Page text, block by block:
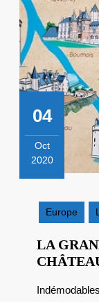
04
Oct
2020
2020
Europe
LA
Indémodables, les châteaux de la Loire connaissent